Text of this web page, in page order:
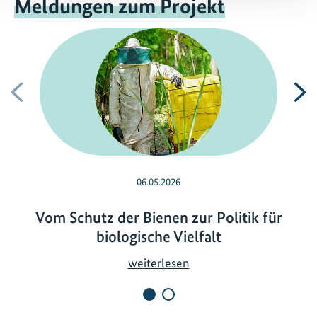
Meldungen zum Projekt
Vorherige
06.05.2026
Vom Schutz der Bienen zur Politik für
biologische Vielfalt
weiterlesenV